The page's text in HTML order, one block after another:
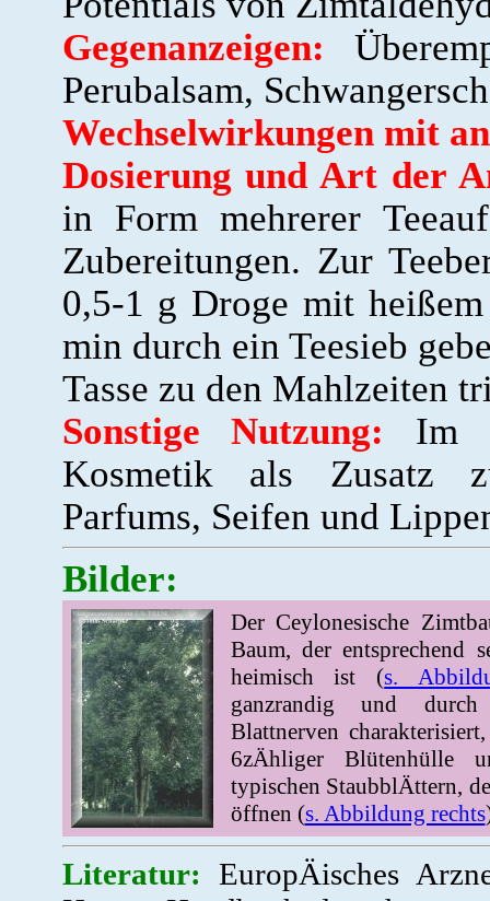
Gegenanzeigen:
Perubalsam,
Wechselwirkungen mit
Dosierung und Art der
in Form mehrerer
Zubereitungen. Zur
0,5-1 g Droge mit
min durch ein Teesieb
Tasse zu den Mahlzeiten
Sonstige Nutzung: Im
Kosmetik als Zusatz
Parfums, Seifen und
Bilder:
Der Ceylonesische
Baum, der entsprechend
heimisch ist (s.
ganzrandig und
Blattnerven
6zÄhliger Blütenhülle
typischen StaubblÄttern,
öffnen (s. Abbildung rechts
Literatur: EuropÄisches